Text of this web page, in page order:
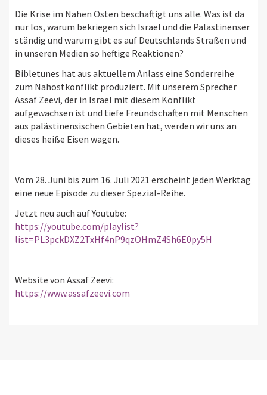
Die Krise im Nahen Osten beschäftigt uns alle. Was ist da
nur los, warum bekriegen sich Israel und die Palästinenser
ständig und warum gibt es auf Deutschlands Straßen und
in unseren Medien so heftige Reaktionen?
Bibletunes hat aus aktuellem Anlass eine Sonderreihe
zum Nahostkonflikt produziert. Mit unserem Sprecher
Assaf Zeevi, der in Israel mit diesem Konflikt
aufgewachsen ist und tiefe Freundschaften mit Menschen
aus palästinensischen Gebieten hat, werden wir uns an
dieses heiße Eisen wagen.
Vom 28. Juni bis zum 16. Juli 2021 erscheint jeden Werktag
eine neue Episode zu dieser Spezial-Reihe.
Jetzt neu auch auf Youtube:
https://youtube.com/playlist?
list=PL3pckDXZ2TxHf4nP9qzOHmZ4Sh6E0py5H
Website von Assaf Zeevi:
https://www.assafzeevi.com